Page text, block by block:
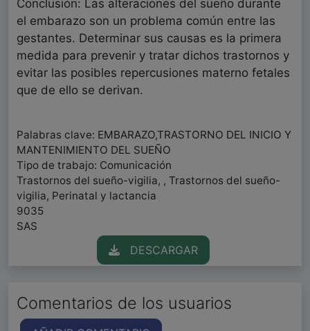
Conclusión: Las alteraciones del sueño durante
el embarazo son un problema común entre las
gestantes. Determinar sus causas es la primera
medida para prevenir y tratar dichos trastornos y
evitar las posibles repercusiones materno fetales
que de ello se derivan.
Palabras clave: EMBARAZO,TRASTORNO DEL INICIO Y
MANTENIMIENTO DEL SUEÑO
Tipo de trabajo: Comunicación
Trastornos del sueño-vigilia, , Trastornos del sueño-
vigilia, Perinatal y lactancia
9035
SAS
DESCARGAR
Comentarios de los usuarios